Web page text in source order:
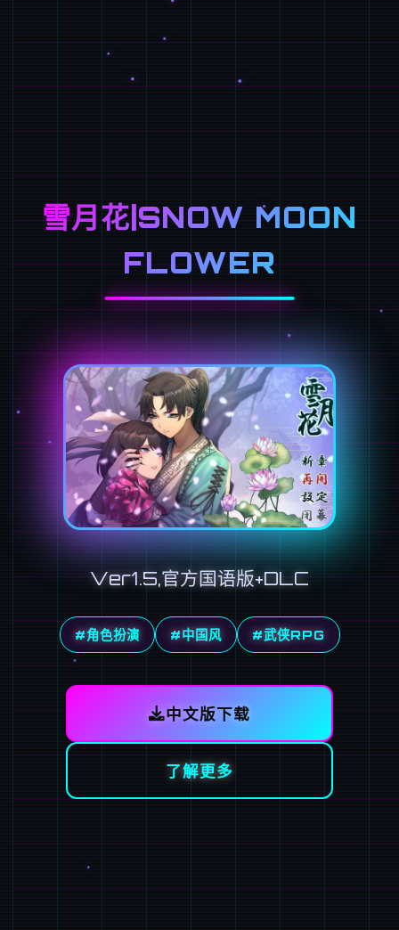
雪月花|SNOW MOON
FLOWER
Ver1.5,官方国语版+DLC
#角色扮演 #中国风 #武侠RPG
中文版下载
了解更多